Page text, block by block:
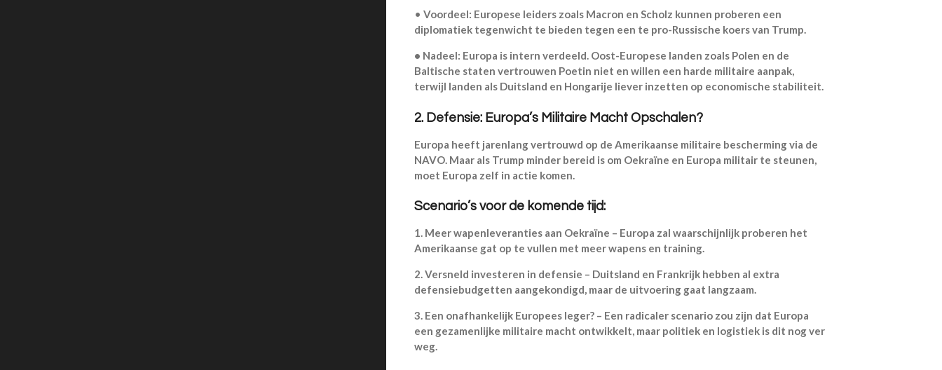
• Voordeel: Europese leiders zoals Macron en Scholz kunnen proberen een
diplomatiek tegenwicht te bieden tegen een te pro-Russische koers van Trump.
• Nadeel: Europa is intern verdeeld. Oost-Europese landen zoals Polen en de
Baltische staten vertrouwen Poetin niet en willen een harde militaire aanpak,
terwijl landen als Duitsland en Hongarije liever inzetten op economische stabiliteit.
2. Defensie: Europa’s Militaire Macht Opschalen?
Europa heeft jarenlang vertrouwd op de Amerikaanse militaire bescherming via de
NAVO. Maar als Trump minder bereid is om Oekraïne en Europa militair te steunen,
moet Europa zelf in actie komen.
Scenario’s voor de komende tijd:
1. Meer wapenleveranties aan Oekraïne – Europa zal waarschijnlijk proberen het
Amerikaanse gat op te vullen met meer wapens en training.
2.Versneld investeren in defensie – Duitsland en Frankrijk hebben al extra
defensiebudgetten aangekondigd, maar de uitvoering gaat langzaam.
3. Een onafhankelijk Europees leger? – Een radicaler scenario zou zijn dat Europa
een gezamenlijke militaire macht ontwikkelt, maar politiek en logistiek is dit nog ver
weg.